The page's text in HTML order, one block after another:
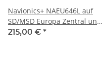
Navionics+ NAEU646L auf
SD/MSD Europa Zentral und
West (ehemals 46XG)
215,00 € *